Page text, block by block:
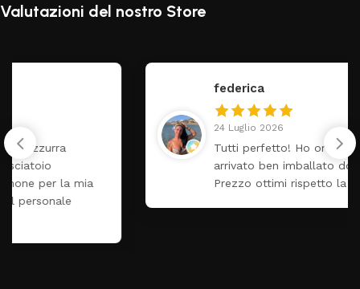
Valutazioni del nostro Store
Tutti perfetto! Ho ordinato un lettino che é
arrivato ben imballato dopo pochi giorni.
Prezzo ottimi rispetto la concorrenza